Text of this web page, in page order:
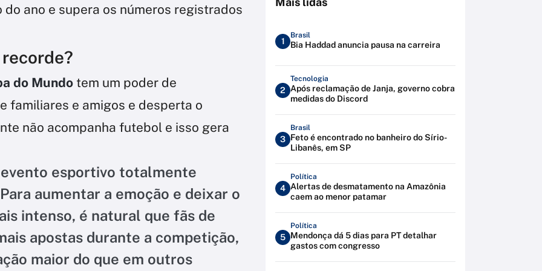
ano e supera os números registrados
do Mundo tem um poder de
familiares e amigos e desperta o
não acompanha futebol e isso gera
evento esportivo totalmente
aumentar a emoção e deixar o
intenso, é natural que fãs de
apostas durante a competição,
maior do que em outros
1
Brasil
Bia Haddad anuncia pausa na carreira
2
Tecnologia
Após reclamação de Janja, governo cobra
medidas do Discord
3
Brasil
Feto é encontrado no banheiro do Sírio-
Libanês, em SP
4
Política
Alertas de desmatamento na Amazônia
caem ao menor patamar
5
Política
Mendonça dá 5 dias para PT detalhar
gastos com congresso